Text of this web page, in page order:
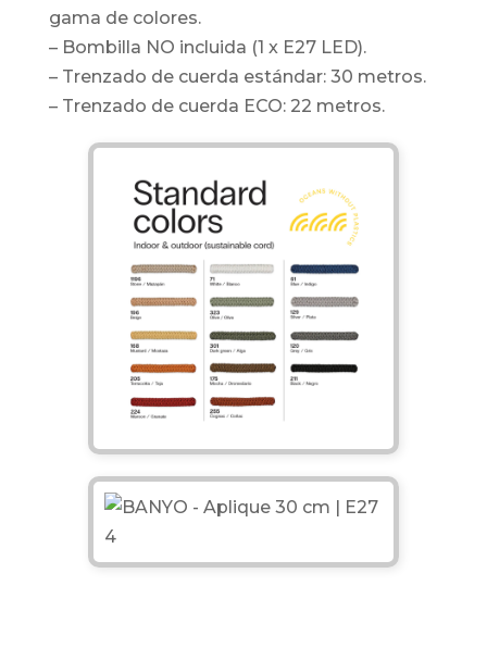
gama de colores.
– Bombilla NO incluida (1 x E27 LED).
– Trenzado de cuerda estándar: 30 metros.
– Trenzado de cuerda ECO: 22 metros.